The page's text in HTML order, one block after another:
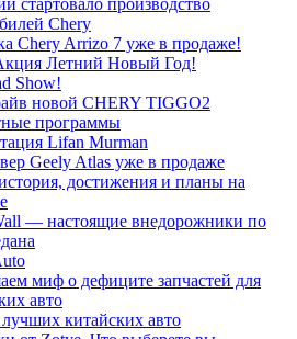
стартовало производство
Chery
Chery Arrizo 7 уже в продаже!
Летний Новый Год!
Show!
новой CHERY TIGGO2
программы
Lifan Murman
Geely Atlas уже в продаже
достижения и планы на
— настоящие внедорожники по
миф о дефиците запчастей для
авто
китайских авто